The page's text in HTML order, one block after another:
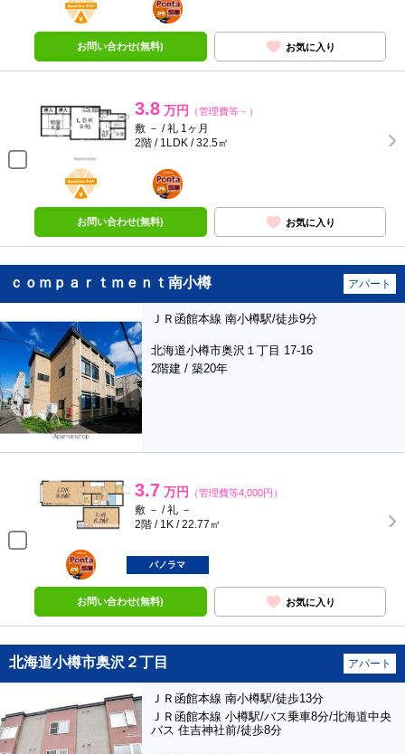
部屋
お問い合わせ(無料) お気に入り
3.8 万円 （管理費等－）
敷 － / 礼 1ヶ月
2階 / 1LDK / 32.5㎡
BunChinPAY
ポンタ
部屋
お問い合わせ(無料) お気に入り
ｃｏｍｐａｒｔｍｅｎｔ南小樽 アパート
ＪＲ函館本線 南小樽駅/徒歩9分
北海道小樽市奥沢１丁目 17-16
2階建 / 築20年
3.7 万円 （管理費等4,000円）
敷 － / 礼 －
2階 / 1K / 22.77㎡
ポンタ
部屋
パノラマ
お問い合わせ(無料) お気に入り
北海道小樽市奥沢２丁目 アパート
ＪＲ函館本線 南小樽駅/徒歩13分
ＪＲ函館本線 小樽駅/バス乗車8分/北海道中央
バス 住吉神社前/徒歩8分